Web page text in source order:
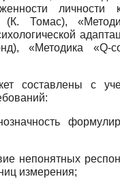
личности
(К. Томас),
«Методика «Q-
составлены с
непонятных
измерения;